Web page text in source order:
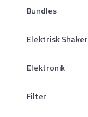
Bundles
Elektrisk Shaker
Elektronik
Filter